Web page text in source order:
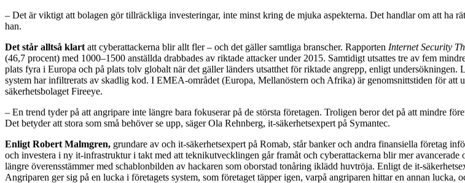
– Det är viktigt att bolagen gör tillräckliga investeringar, inte minst kring de mjuka aspekterna. Det handlar om att ha
han.
Det står alltså klart att cyberattackerna blir allt fler – och det gäller samtliga branscher. Rapporten Internet Security
(46,7 procent) med 1000–1500 anställda drabbades av riktade attacker under 2015. Samtidigt utsattes tre av fem
plats fyra i Europa och på plats tolv globalt när det gäller länders utsatthet för riktade angrepp, enligt
system har infiltrerats av skadlig kod. I EMEA-området (Europa, Mellanöstern och Afrika) är genomsnittstiden för
säkerhetsbolaget Fireeye.
– En trend tyder på att angripare inte längre bara fokuserar på de största företagen. Troligen beror det på att mindre
Det betyder att stora som små behöver se upp, säger Ola Rehnberg, it-säkerhetsexpert på Symantec.
Enligt Robert Malmgren, grundare av och it-säkerhetsexpert på Romab, står banker och andra finansiella företag
och investera i ny it-infrastruktur i takt med att teknikutvecklingen går framåt och cyberattackerna blir mer
längre överensstämmer med schablonbilden av hackaren som oborstad tonåring iklädd huvtröja. Enligt de it-
Angriparen ger sig på en lucka i företagets system, som företaget täpper igen, varpå angriparen hittar en annan lucka,